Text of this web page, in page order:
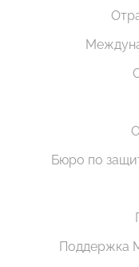
Бюро по
Поддержка